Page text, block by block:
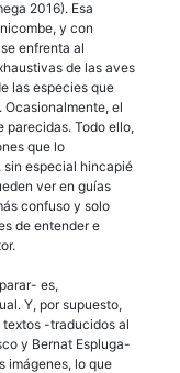
2016). Esa
y con
enfrenta al
de las aves
las especies que
el
parecidas. Todo ello,
que lo
sin especial hincapié
ver en guías
confuso y solo
de entender e
es,
Y, por supuesto,
textos -traducidos al
y Bernat Espluga-
imágenes, lo que